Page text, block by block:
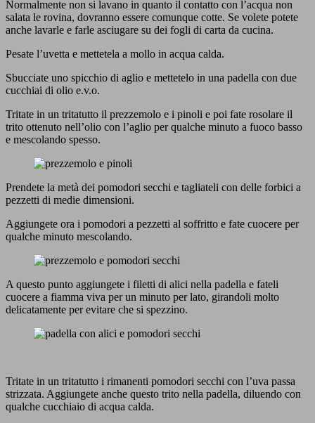
Normalmente non si lavano in quanto il contatto con l’acqua non
salata le rovina, dovranno essere comunque cotte. Se volete potete
anche lavarle e farle asciugare su dei fogli di carta da cucina.
Pesate l’uvetta e mettetela a mollo in acqua calda.
Sbucciate uno spicchio di aglio e mettetelo in una padella con due
cucchiai di olio e.v.o.
Tritate in un tritatutto il prezzemolo e i pinoli e poi fate rosolare il
trito ottenuto nell’olio con l’aglio per qualche minuto a fuoco basso
e mescolando spesso.
Prendete la metà dei pomodori secchi e tagliateli con delle forbici a
pezzetti di medie dimensioni.
Aggiungete ora i pomodori a pezzetti al soffritto e fate cuocere per
qualche minuto mescolando.
A questo punto aggiungete i filetti di alici nella padella e fateli
cuocere a fiamma viva per un minuto per lato, girandoli molto
delicatamente per evitare che si spezzino.
Tritate in un tritatutto i rimanenti pomodori secchi con l’uva passa
strizzata. Aggiungete anche questo trito nella padella, diluendo con
qualche cucchiaio di acqua calda.